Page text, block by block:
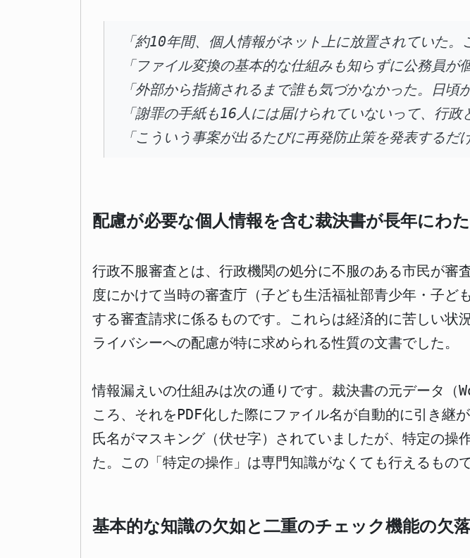
「約10年間、個人情報がネット上に放置されていた。
「ファイル変換の基本的な仕組みも知らずに公務員が
「外部から指摘されるまで誰も気づかなかった。日頃
「謝罪の手紙も16人には届けられていないって、行政
「こういう事案が出るたびに再発防止策を発表するだ
配慮が必要な個人情報を含む裁決書が長年にわ
行政不服審査とは、行政機関の処分に不服のある市民が
度にかけて当時の審査庁（子ども生活福祉部青少年・子
する審査請求に係るものです。これらは経済的に苦しい
ライバシーへの配慮が特に求められる性質の文書でした。
情報漏えいの仕組みは次の通りです。裁決書の元データ（
ころ、それをPDF化した際にファイル名が自動的に引き継
氏名がマスキング（伏せ字）されていましたが、特定の
た。この「特定の操作」は専門知識がなくても行えるもの
基本的な知識の欠如と二重のチェック機能の欠落